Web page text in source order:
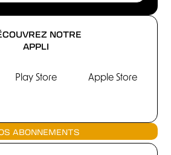
NOTRE
APPLI
Play Store Apple Store
ABONNEMENTS